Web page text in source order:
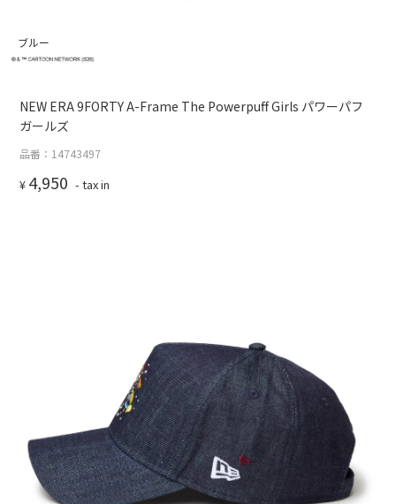
ブルー
NEW ERA 9FORTY A-Frame The Powerpuff Girls パワーパフ
ガールズ
品番：14743497
¥ 4,950 - tax in